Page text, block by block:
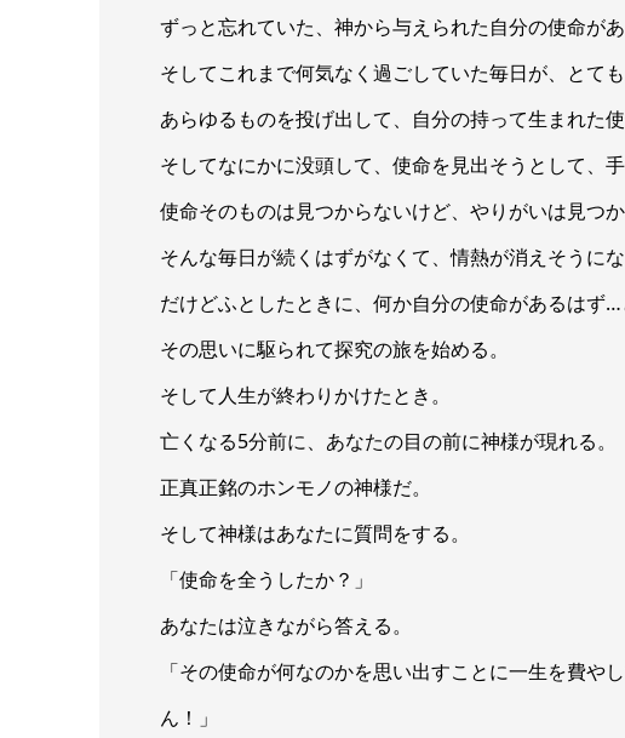
ずっと忘れていた、神から与えられた自分の使命が
そしてこれまで何気なく過ごしていた毎日が、とて
あらゆるものを投げ出して、自分の持って生まれた
そしてなにかに没頭して、使命を見出そうとして、
使命そのものは見つからないけど、やりがいは見つ
そんな毎日が続くはずがなくて、情熱が消えそうにな
だけどふとしたときに、何か自分の使命があるはず
その思いに駆られて探究の旅を始める。
そして人生が終わりかけたとき。
亡くなる5分前に、あなたの目の前に神様が現れる。
正真正銘のホンモノの神様だ。
そして神様はあなたに質問をする。
「使命を全うしたか？」
あなたは泣きながら答える。
「その使命が何なのかを思い出すことに一生を費や
ん！」